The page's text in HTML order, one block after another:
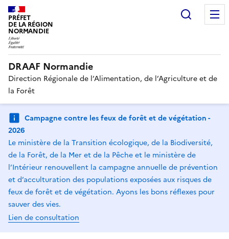
PRÉFET
DE LA RÉGION
NORMANDIE
DRAAF Normandie
Direction Régionale de l’Alimentation, de l’Agriculture et de
la Forêt
Campagne contre les feux de forêt et de végétation -
2026
Le ministère de la Transition écologique, de la Biodiversité,
de la Forêt, de la Mer et de la Pêche et le ministère de
l’Intérieur renouvellent la campagne annuelle de prévention
et d’acculturation des populations exposées aux risques de
feux de forêt et de végétation. Ayons les bons réflexes pour
sauver des vies.
Lien de consultation